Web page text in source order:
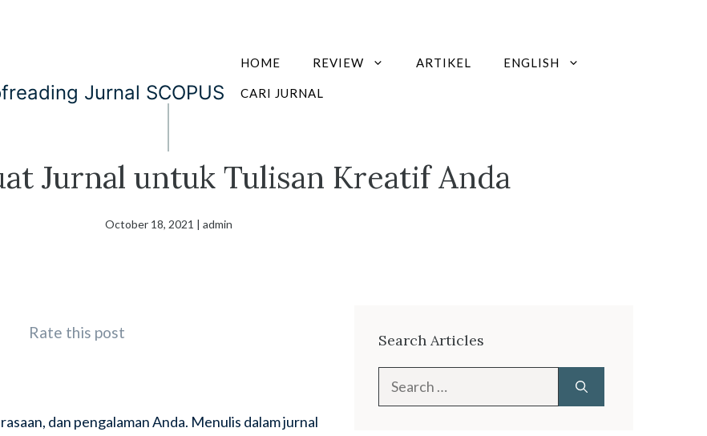
Jurnal SCOPUS
HOME REVIEW ARTIKEL ENGLISH
CARI JURNAL
Jurnal untuk Tulisan Kreatif Anda
October 18, 2021 | admin
Rate this post
dan pengalaman Anda. Menulis dalam jurnal
Search Articles